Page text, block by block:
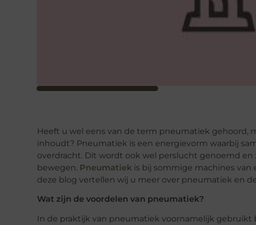
Heeft u wel eens van de term pneumatiek gehoord,
inhoudt? Pneumatiek is een energievorm waarbij
overdracht. Dit wordt ook wel perslucht genoemd
bewegen. Pneumatiek is bij sommige machines van
deze blog vertellen wij u meer over pneumatiek en
Wat zijn de voordelen van pneumatiek?
In de praktijk van pneumatiek voornamelijk gebruikt